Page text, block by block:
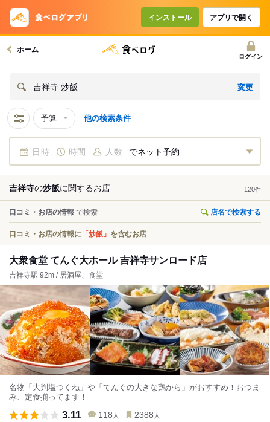
インストール アプリで開く
ホーム
ログイン
吉祥寺 炒飯 変更
予算 他の検索条件
日時 時間 人数 でネット予約
吉祥寺の炒飯に関するお店 120件
口コミ・お店の情報 で検索 店名で検索する
口コミ・お店の情報に 「炒飯」 を含むお店
大衆食堂 てんぐ大ホール 吉祥寺サンロード店
吉祥寺駅 92m / 居酒屋、食堂
名物「大判塩つくね」や「てんぐの大きな鶏から」がおすすめ！おつま
み、定食揃ってます！
3.11 118 人 2388 人